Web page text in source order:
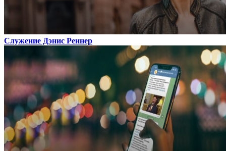
Служение Дэнис Реннер